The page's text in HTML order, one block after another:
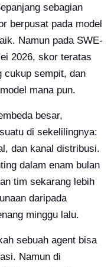
sebagian
berpusat pada model
Namun pada SWE-
2026, skor teratas
cukup sempit, dan
mana pun.
besar,
di sekelilingnya:
dan kanal distribusi.
dalam enam bulan
tim sekarang lebih
daripada
minggu lalu.
sebuah agent bisa
Namun di